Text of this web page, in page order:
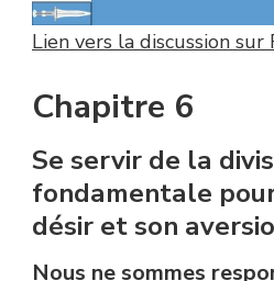
Lien vers la discussion sur
Chapitre 6
Se servir de la
fondamentale
désir et son
Nous ne sommes